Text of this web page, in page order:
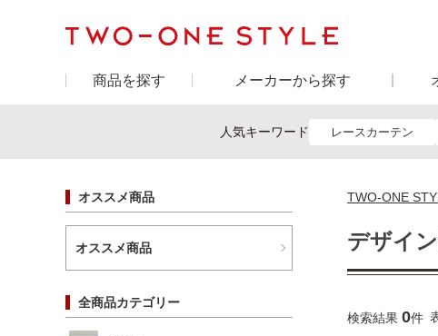
商品を探す メーカーから探す
人気キーワード レースカーテン
TWO-ONE
デザイ
検索結果 0件
オススメ商品
オススメ商品
全商品カテゴリー